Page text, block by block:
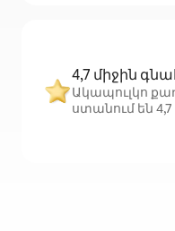
4,7 միջին
Ակապուլկո
ստանում են